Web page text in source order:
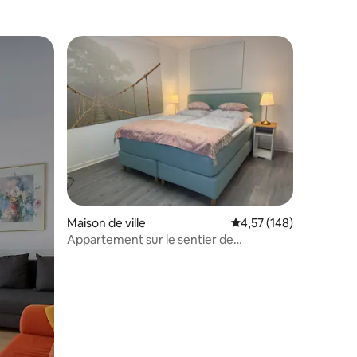
: 5 sur 5
Maison de ville Évaluation moyenne
4,57 (148)
Appartement sur le sentier de